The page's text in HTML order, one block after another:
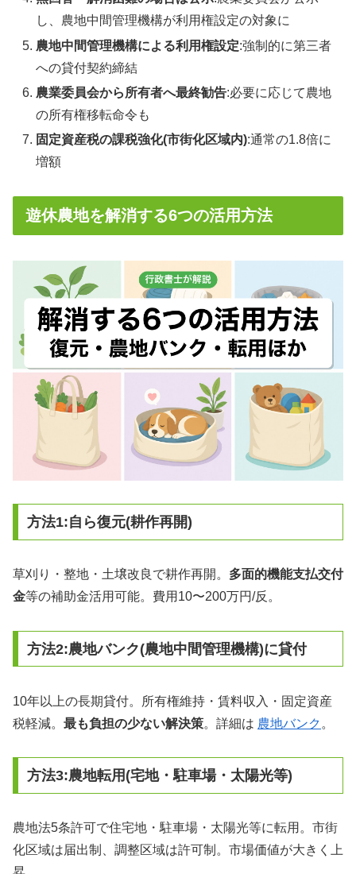
し、農地中間管理機構が利用権設定の対象に
農地中間管理機構による利用権設定:強制的に第三者
への貸付契約締結
農業委員会から所有者へ最終勧告:必要に応じて農地
の所有権移転命令も
固定資産税の課税強化(市街化区域内):通常の1.8倍に
増額
遊休農地を解消する6つの活用方法
方法1:自ら復元(耕作再開)
草刈り・整地・土壌改良で耕作再開。 多面的機能支払交付
金等の補助金活用可能。費用10〜200万円/反。
方法2:農地バンク(農地中間管理機構)に貸付
10年以上の長期貸付。所有権維持・賃料収入・固定資産
税軽減。 最も負担の少ない解決策。詳細は 農地バンク 。
方法3:農地転用(宅地・駐車場・太陽光等)
農地法5条許可で住宅地・駐車場・太陽光等に転用。市街
化区域は届出制、調整区域は許可制。市場価値が大きく上